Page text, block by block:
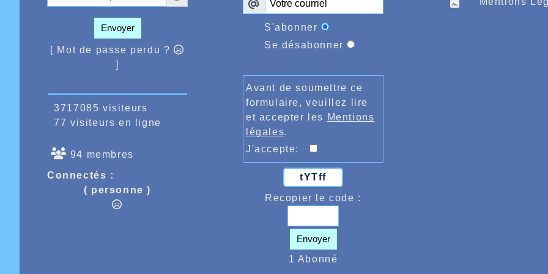
Envoyer
[ Mot de passe perdu ?
]
3717085 visiteurs
77 visiteurs en ligne
94 membres
Connectés :
( personne )
S'abonner
Se désabonner
Avant de soumettre ce
formulaire, veuillez lire
et accepter les Mentions
légales.
J'accepte:
tYTff
Recopier le code :
Envoyer
1 Abonné